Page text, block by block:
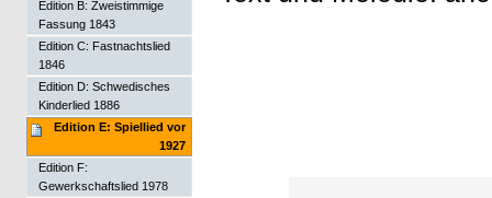
Edition B: Zweistimmige
Fassung 1843
Edition C: Fastnachtslied
1846
Edition D: Schwedisches
Kinderlied 1886
Edition E: Spiellied vor
1927
Edition F:
Gewerkschaftslied 1978